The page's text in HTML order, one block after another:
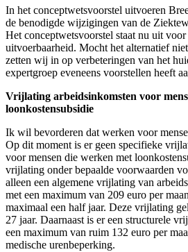
In het conceptwetsvoorstel uitvoeren
de benodigde wijzigingen van de
Het conceptwetsvoorstel staat nu uit
uitvoerbaarheid. Mocht het alternatief
zetten wij in op verbeteringen van het
expertgroep eveneens voorstellen heeft
Vrijlating arbeidsinkomsten voor
loonkostensubsidie
Ik wil bevorderen dat werken voor
Op dit moment is er geen specifieke
voor mensen die werken met
vrijlating onder bepaalde voorwaarden
alleen een algemene vrijlating van
met een maximum van 209 euro per
maximaal een half jaar. Deze vrijlating
27 jaar. Daarnaast is er een structurele
een maximum van ruim 132 euro per
medische urenbeperking.